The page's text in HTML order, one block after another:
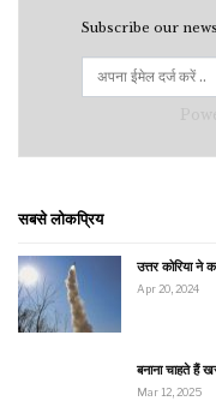
Subscribe our
सबसे लोकप्रिय
उत्तर कोरिया
Apr 20, 2024
बनाना चाहते हैं
Mar 12, 2025